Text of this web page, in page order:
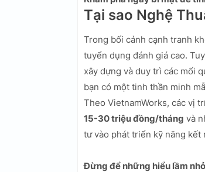
Tại sao Nghệ
Trong bối cảnh cạnh tranh
tuyển dụng đánh giá cao.
xây dựng và duy trì các mối
bạn có một tinh thần minh
Theo VietnamWorks, các vị
15-30 triệu đồng/tháng và
tư vào phát triển kỹ năng kết
Đừng để những hiểu lầm